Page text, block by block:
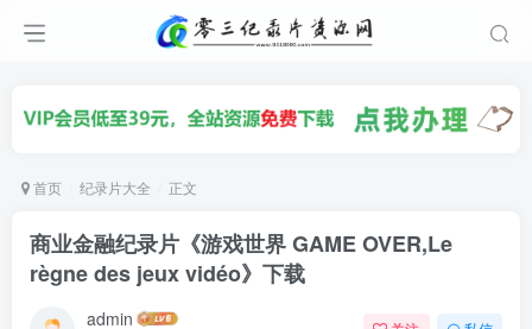
首页 纪录片大全 正文
商业金融纪录片《游戏世界 GAME OVER,Le
règne des jeux vidéo》下载
admin